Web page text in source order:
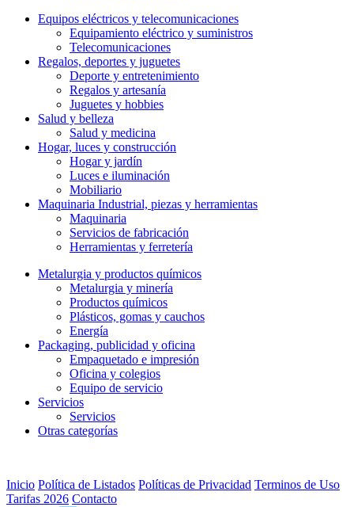
Equipos eléctricos y telecomunicaciones
Equipamiento eléctrico y suministros
Telecomunicaciones
Regalos, deportes y juguetes
Deporte y entretenimiento
Regalos y artesaní­a
Juguetes y hobbies
Salud y belleza
Salud y medicina
Hogar, luces y construcción
Hogar y jardín
Luces e iluminación
Mobiliario
Maquinaria Industrial, piezas y herramientas
Maquinaria
Servicios de fabricación
Herramientas y ferretería
Metalurgia y productos quí­micos
Metalurgia y minería
Productos químicos
Plásticos, gomas y cauchos
Energía
Packaging, publicidad y oficina
Empaquetado e impresión
Oficina y colegios
Equipo de servicio
Servicios
Servicios
Otras categorías
Inicio Política de Listados Políticas de Privacidad Terminos de Uso
Tarifas 2026 Contacto